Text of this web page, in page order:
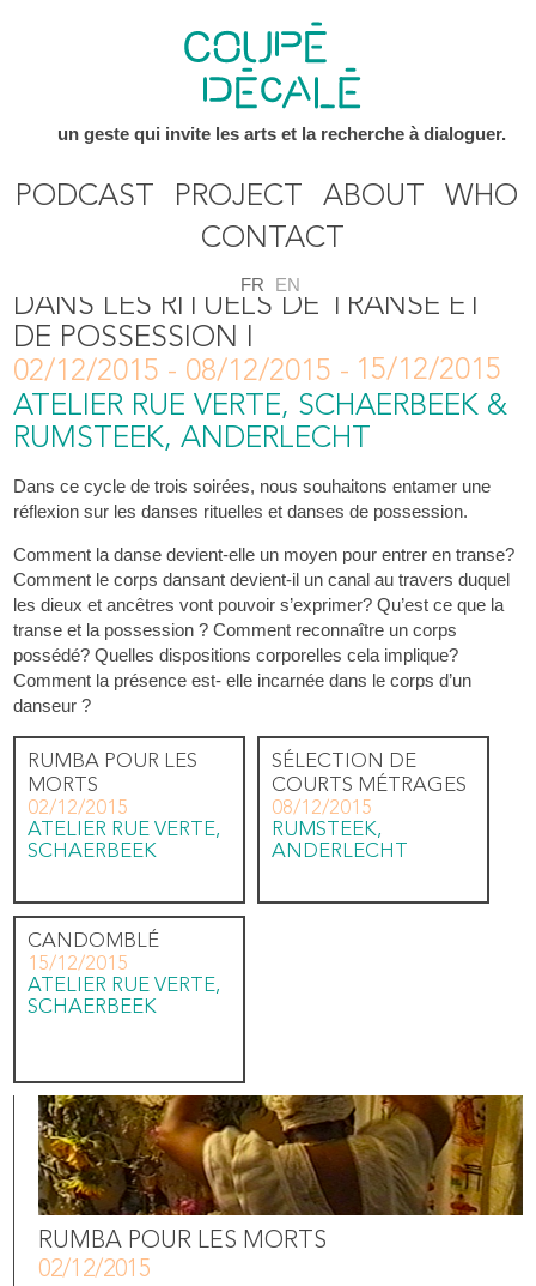
un geste qui invite les arts et la recherche à dialoguer.
PODCAST PROJECT ABOUT
WHO
CONTACT
FR EN
LE CORPS ET LA CAMÉRA EN JEU
DANS LES RITUELS DE TRANSE ET
DE POSSESSION I
02/12/2015 - 08/12/2015 - 15/12/2015
ATELIER RUE VERTE, SCHAERBEEK &
RUMSTEEK, ANDERLECHT
Dans ce cycle de trois soirées, nous souhaitons entamer une
réflexion sur les danses rituelles et danses de possession.
Comment la danse devient-elle un moyen pour entrer en transe?
Comment le corps dansant devient-il un canal au travers duquel
les dieux et ancêtres vont pouvoir s’exprimer? Qu’est ce que la
transe et la possession ? Comment reconnaître un corps
possédé? Quelles dispositions corporelles cela implique?
Comment la présence est- elle incarnée dans le corps d’un
danseur ?
RUMBA POUR LES
MORTS
02/12/2015
ATELIER RUE VERTE,
SCHAERBEEK
SÉLECTION DE
COURTS MÉTRAGES
08/12/2015
RUMSTEEK,
ANDERLECHT
CANDOMBLÉ
15/12/2015
ATELIER RUE VERTE,
SCHAERBEEK
RUMBA POUR LES MORTS
02/12/2015